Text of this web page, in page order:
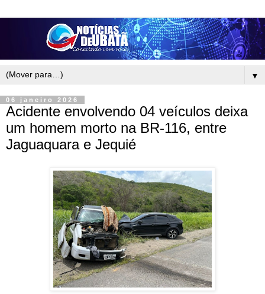
▼
06 janeiro 2026
Acidente envolvendo 04 veículos deixa
um homem morto na BR-116, entre
Jaguaquara e Jequié